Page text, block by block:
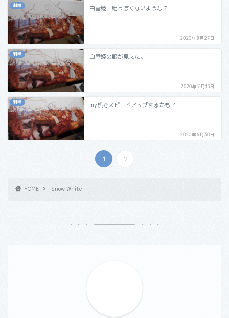
刺繍 白雪姫…姫っぽくないような？
2020年8月27日
刺繍 白雪姫の服が見えた。
2020年7月13日
刺繍 my机でスピードアップするかも？
2020年6月30日
1 2
HOME Snow White